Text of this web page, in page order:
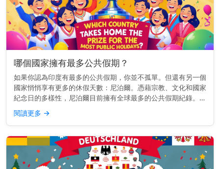
哪個國家擁有最多公共假期？
如果你認為印度有最多的公共假期，你並不孤單。但還有另一個
國家悄悄享有更多的休假天數：尼泊爾。憑藉宗教、文化和國家
紀念日的多樣性，尼泊爾目前擁有全球最多的公共假期紀錄。而
且，差距非常明顯。 快速見解： 尼泊爾每年約有35個公共假
期，遠超其他國...
閱讀更多 →